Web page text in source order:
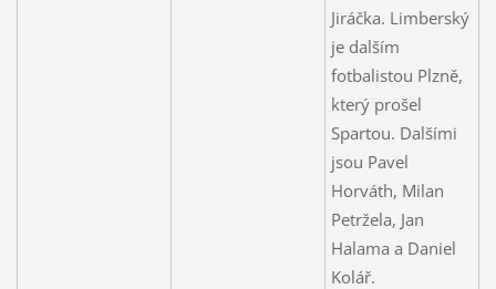
Jiráčka. Limberský
je dalším
fotbalistou Plzně,
který prošel
Spartou. Dalšími
jsou Pavel
Horváth, Milan
Petržela, Jan
Halama a Daniel
Kolář.